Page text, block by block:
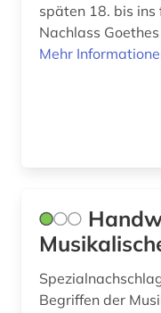
katalog (3)
klang (1)
komponisten (1)
komponistin (1)
konzert (1)
späten 18. bis ins
Nachlass
Mehr
Begriffen der